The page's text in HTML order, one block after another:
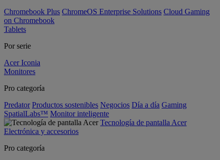
Chromebook Plus ChromeOS Enterprise Solutions Cloud Gaming
on Chromebook
Tablets
Por serie
Acer Iconia
Monitores
Pro categoría
Predator Productos sostenibles Negocios Día a día Gaming
SpatialLabs™ Monitor inteligente
Tecnología de pantalla Acer
Electrónica y accesorios
Pro categoría